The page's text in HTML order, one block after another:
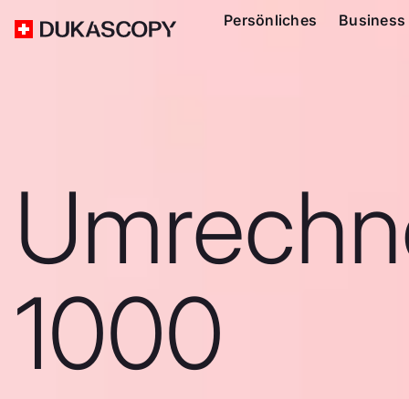
Persönliches Business
1000